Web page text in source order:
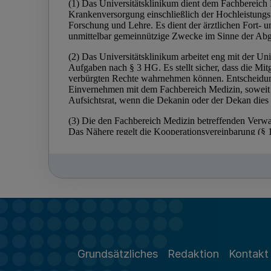
Grundsätzliches Redaktion Kontakt